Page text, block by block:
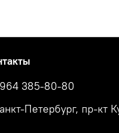
385-80-80
Петербург, пр-кт